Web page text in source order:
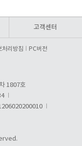
고객센터
처리방침 PC버전
1807호